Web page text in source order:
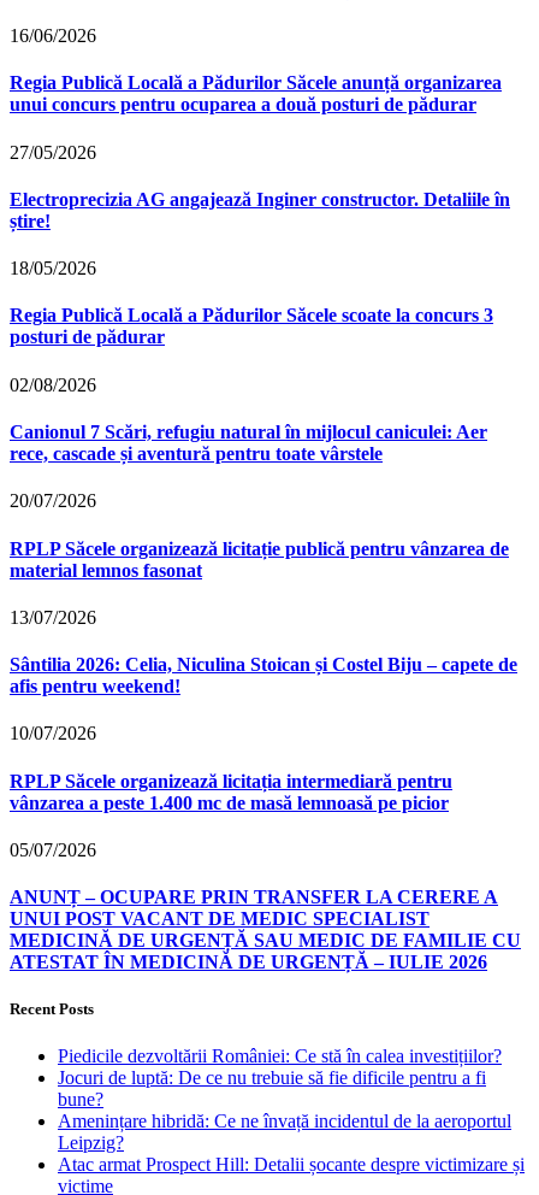
16/06/2026
Regia Publică Locală a Pădurilor Săcele anunță organizarea
unui concurs pentru ocuparea a două posturi de pădurar
27/05/2026
Electroprecizia AG angajează Inginer constructor. Detaliile în
știre!
18/05/2026
Regia Publică Locală a Pădurilor Săcele scoate la concurs 3
posturi de pădurar
02/08/2026
Canionul 7 Scări, refugiu natural în mijlocul caniculei: Aer
rece, cascade și aventură pentru toate vârstele
20/07/2026
RPLP Săcele organizează licitație publică pentru vânzarea de
material lemnos fasonat
13/07/2026
Sântilia 2026: Celia, Niculina Stoican și Costel Biju – capete de
afis pentru weekend!
10/07/2026
RPLP Săcele organizează licitația intermediară pentru
vânzarea a peste 1.400 mc de masă lemnoasă pe picior
05/07/2026
ANUNȚ – OCUPARE PRIN TRANSFER LA CERERE A
UNUI POST VACANT DE MEDIC SPECIALIST
MEDICINĂ DE URGENȚĂ SAU MEDIC DE FAMILIE CU
ATESTAT ÎN MEDICINĂ DE URGENȚĂ – IULIE 2026
Recent Posts
Piedicile dezvoltării României: Ce stă în calea investițiilor?
Jocuri de luptă: De ce nu trebuie să fie dificile pentru a fi
bune?
Amenințare hibridă: Ce ne învață incidentul de la aeroportul
Leipzig?
Atac armat Prospect Hill: Detalii șocante despre victimizare și
victime